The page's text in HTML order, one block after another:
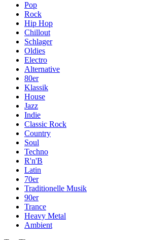
Pop
Rock
Hip Hop
Chillout
Schlager
Oldies
Electro
Alternative
80er
Klassik
House
Jazz
Indie
Classic Rock
Country
Soul
Techno
R'n'B
Latin
70er
Traditionelle Musik
90er
Trance
Heavy Metal
Ambient